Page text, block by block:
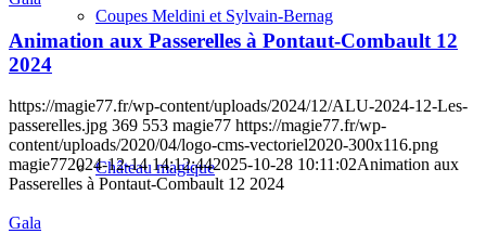
Coupes Meldini et Sylvain-Bernag
Château magique
Animation aux Passerelles à Pontaut-Combault 12
2024
https://magie77.fr/wp-content/uploads/2024/12/ALU-2024-12-Les-
passerelles.jpg 369 553 magie77 https://magie77.fr/wp-
content/uploads/2020/04/logo-cms-vectoriel2020-300x116.png
magie772024-12-14 14:12:442025-10-28 10:11:02Animation aux
Passerelles à Pontaut-Combault 12 2024
Gala